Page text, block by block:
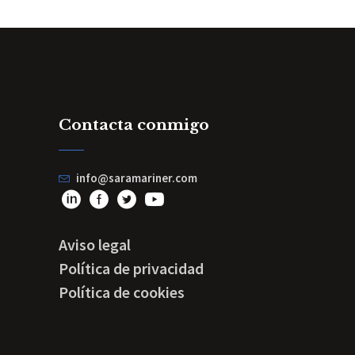
Contacta conmigo
info@saramariner.com
Aviso legal
Política de privacidad
Política de cookies